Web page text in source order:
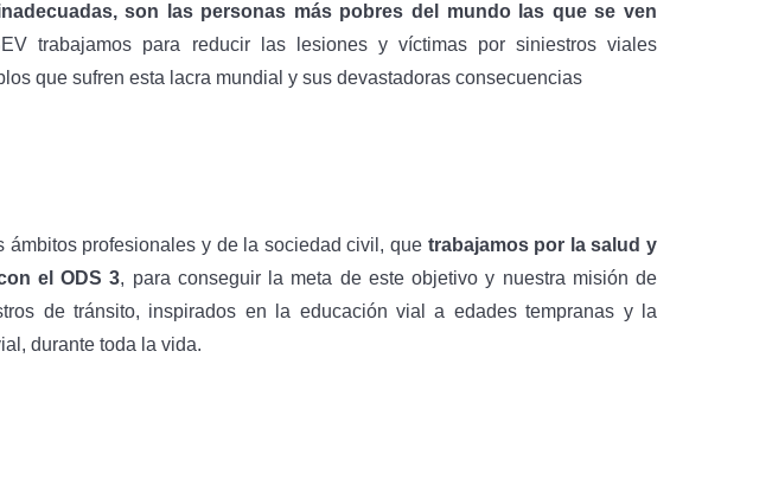
son las personas más pobres del mundo las que se ven
trabajamos para reducir las lesiones y víctimas por siniestros viales
que sufren esta lacra mundial y sus devastadoras consecuencias
ámbitos profesionales y de la sociedad civil, que trabajamos por la salud y
el ODS 3, para conseguir la meta de este objetivo y nuestra misión de
de tránsito, inspirados en la educación vial a edades tempranas y la
durante toda la vida.